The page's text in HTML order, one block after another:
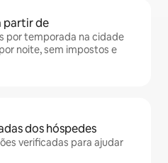
partir de
por temporada na cidade
noite, sem impostos e
dos hóspedes
verificadas para ajudar